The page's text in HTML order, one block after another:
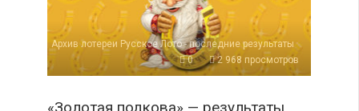
Архив лотереи Русское Лото - последние результаты
0
2 968 просмотров
«Золотая подкова» — результаты